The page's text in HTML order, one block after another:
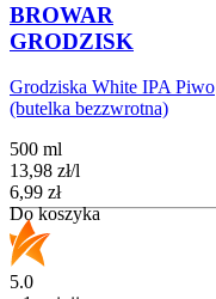
BROWAR
GRODZISK
Grodziska White IPA Piwo
(butelka bezzwrotna)
500 ml
13,98 zł/l
Cena
6,99 zł
Do koszyka
5.0